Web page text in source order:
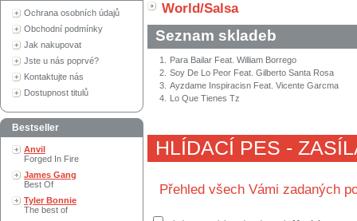
Ochrana osobních údajů
Obchodní podmínky
Jak nakupovat
Jste u nás poprvé?
Kontaktujte nás
Dostupnost titulů
Bestseller
Anvil
Forged In Fire
James Gang
Best Of
Tyler Bonnie
The best of
World/Salsa
Seznam skladeb
1.
Para Bailar Feat. William Borrego
2. Soy De Lo Peor Feat. Gilberto Santa Rosa
3. Ayzdame Inspiracisn Feat. Vicente Garcma
4.
Lo Que Tienes Tz
HLÍDACÍ PES -
Přehled všech Vámi zadaných